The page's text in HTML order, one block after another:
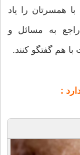
همسرتان را یاد
راجع به مسائل و
هم گفتگو کنند.
: